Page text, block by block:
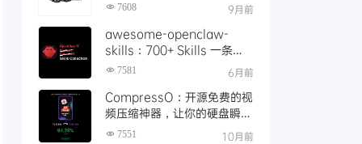
7608 9月前
awesome-openclaw-
skills：700+ Skills 一条命
令装配完成，如何让本地 AI
7581 6月前
CompressO：开源免费的视
频压缩神器，让你的硬盘瞬间
轻松 10 倍
7551 10月前